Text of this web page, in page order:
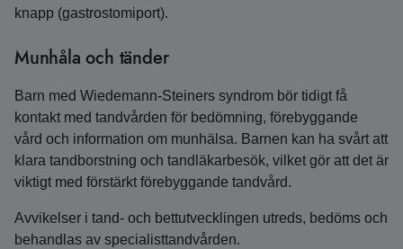
knapp (gastrostomiport).
Munhåla och tänder
Barn med Wiedemann‑Steiners syndrom bör tidigt få
kontakt med tandvården för bedömning, förebyggande
vård och information om munhälsa. Barnen kan ha svårt att
klara tandborstning och tandläkarbesök, vilket gör att det är
viktigt med förstärkt förebyggande tandvård.
Avvikelser i tand‑ och bettutvecklingen utreds, bedöms och
behandlas av specialisttandvården.